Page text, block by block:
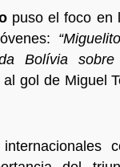
puso el foco en
Bolívia sobre
gol de Miguel